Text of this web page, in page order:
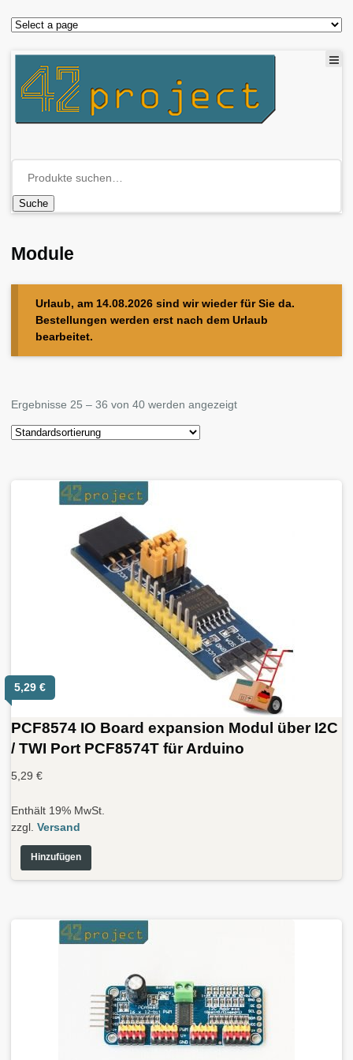
Suche
Module
Urlaub, am 14.08.2026 sind wir wieder für Sie da.
Bestellungen werden erst nach dem Urlaub
bearbeitet.
Ergebnisse 25 – 36 von 40 werden angezeigt
5,29 €
PCF8574 IO Board expansion Modul über I2C
/ TWI Port PCF8574T für Arduino
5,29 €
Enthält 19% MwSt.
zzgl. Versand
Hinzufügen